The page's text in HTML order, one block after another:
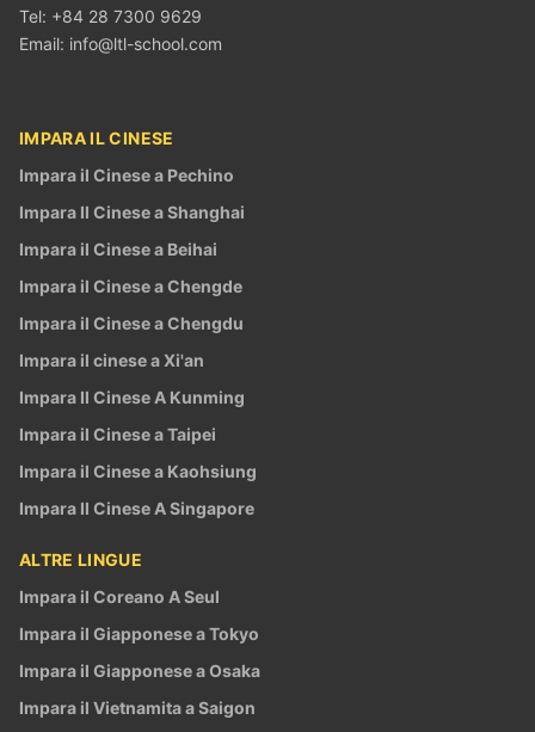
Tel: +84 28 7300 9629
Email: info@ltl-school.com
IMPARA IL CINESE
Impara il Cinese a Pechino
Impara Il Cinese a Shanghai
Impara il Cinese a Beihai
Impara il Cinese a Chengde
Impara il Cinese a Chengdu
Impara il cinese a Xi'an
Impara Il Cinese A Kunming
Impara il Cinese a Taipei
Impara il Cinese a Kaohsiung
Impara Il Cinese A Singapore
ALTRE LINGUE
Impara il Coreano A Seul
Impara il Giapponese a Tokyo
Impara il Giapponese a Osaka
Impara il Vietnamita a Saigon